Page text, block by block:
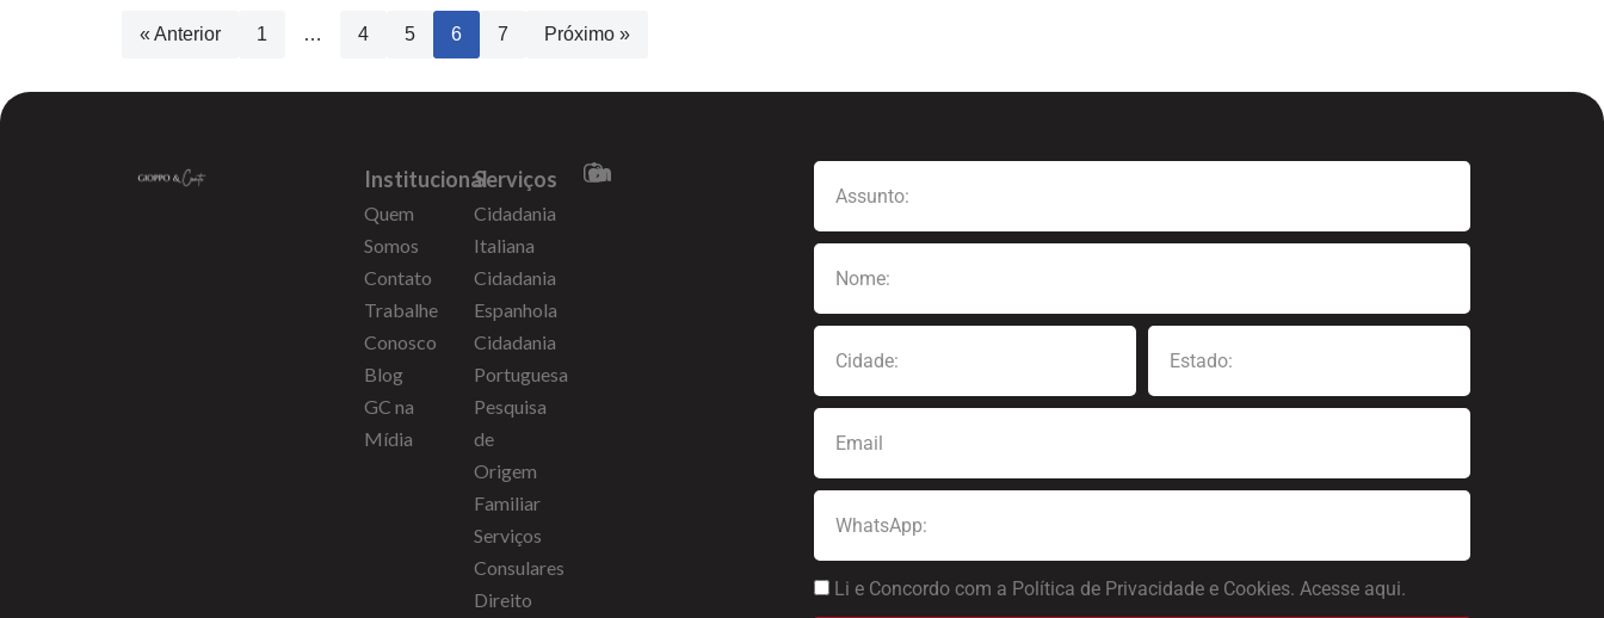
« Anterior 1 … 4 5 6 7 Próximo »
Institucional
Quem
Somos
Contato
Trabalhe
Conosco
Blog
GC na
Mídia
Serviços
Cidadania
Italiana
Cidadania
Espanhola
Cidadania
Portuguesa
Pesquisa
de
Origem
Familiar
Serviços
Consulares
Direito
Li e Concordo com a Política de Privacidade e Cookies. Acesse aqui.